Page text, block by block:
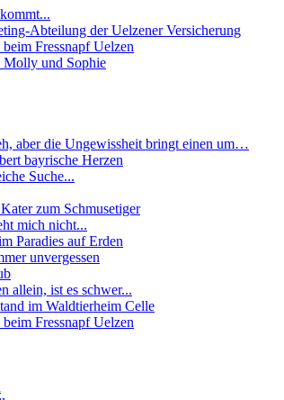
Abteilung der Uelzener Versicherung
Fressnapf Uelzen
Molly und Sophie
aber die Ungewissheit bringt einen um…
bayrische Herzen
Suche...
zum Schmusetiger
mich nicht...
Paradies auf Erden
unvergessen
allein, ist es schwer...
im Waldtierheim Celle
Fressnapf Uelzen